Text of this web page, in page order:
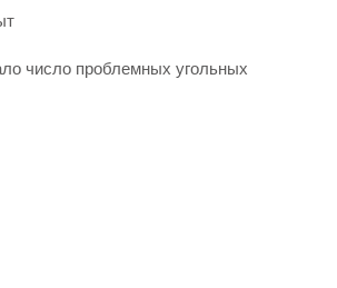
число проблемных угольных